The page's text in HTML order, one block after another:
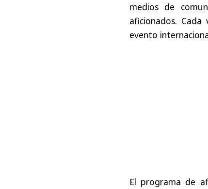
medios de
aficionados. Cada
evento
El programa de